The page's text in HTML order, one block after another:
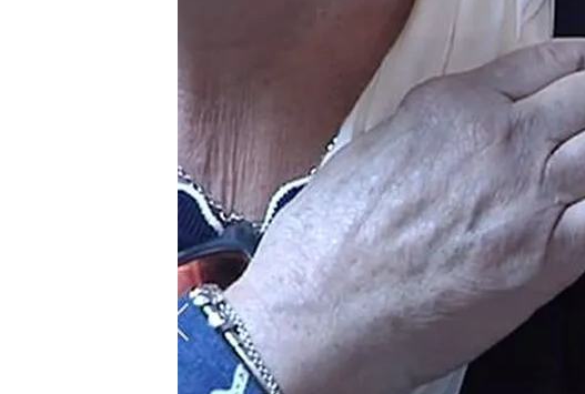
28 AGO 2021 - 14:46h.
Los expertos creen que, por
más mayores e
España aún sigue estudiando la
dosis de la vacuna
La Agencia Europea del
pronunciado al no ver, por
tercera dosis sea necesaria